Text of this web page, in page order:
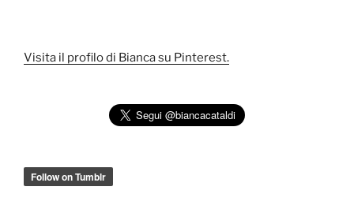
Visita il profilo di Bianca su Pinterest.